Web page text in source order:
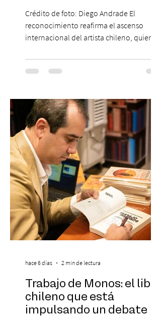
Crédito de foto: Diego Andrade El
reconocimiento reafirma el ascenso
internacional del artista chileno, quien
en la escena global. MIAMI, FL (3 de agosto
de 2026) — FloyyMenor ha sido
Under 21 por tercer año consecutivo,
formando parte una vez más de la
selección anual de la publicación que
destaca a los artistas menores de 21 años
más influyentes de la industria musical.
Este reconocimiento reaf
Trabajo de Monos: el libro
chileno que está
impulsando un debate
hace 6 días 2 min de lectura